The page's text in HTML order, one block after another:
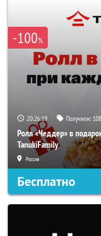
-100%
20:26:18 Получили: 108
Ролл «Чеддер» в
TanukiFamily
Россия
Бесплатно